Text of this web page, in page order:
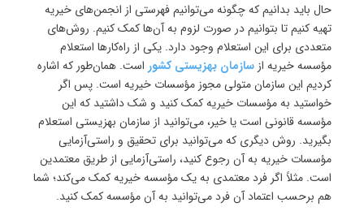
حال باید بدانیم که چگونه می‌توانیم فهرستی از انجمن‌های خیریه
تهیه کنیم تا بتوانیم در صورت لزوم به آن‌ها کمک کنیم. روش‌های
متعددی برای این استعلام وجود دارد. یکی از راه‌کارها استعلام
مؤسسه خیریه از سازمان بهزیستی کشور است. همان‌طور که اشاره
کردیم این سازمان متولی مجوز مؤسسات خیریه است. پس اگر
خواستید به مؤسسات خیریه کمک کنید و شک داشتید که این
مؤسسه قانونی است یا خیر، می‌توانید از سازمان بهزیستی استعلام
بگیرید. روش دیگری که می‌توانید برای تحقیق و راستی‌آزمایی
مؤسسات خیریه به آن رجوع کنید، راستی‌آزمایی از طریق معتمدین
است. مثلاً اگر فرد معتمدی به یک مؤسسه خیریه کمک می‌کند؛ شما
هم برحسب اعتماد آن فرد می‌توانید به آن مؤسسه کمک کنید.